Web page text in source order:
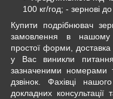
100 кг/год; - зернові
Купити подрібнювач
замовлення в нашому
простої форми,
у Вас виникли
зазначеними номерами
дзвінок. Фахівці
докладних